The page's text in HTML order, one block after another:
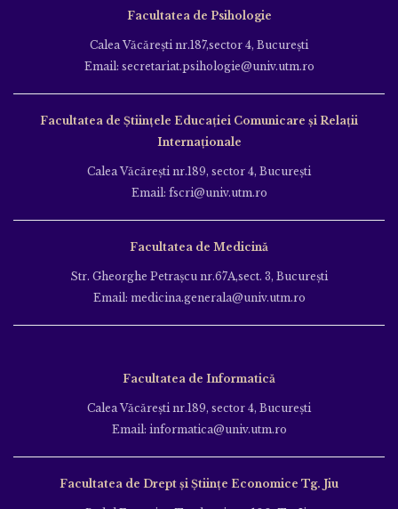
Facultatea de Psihologie
Calea Văcăreşti nr.187,sector 4, Bucureşti
Email: secretariat.psihologie@univ.utm.ro
Facultatea de Ştiinţele Educației Comunicare și Relații
Internaționale
Calea Văcăreşti nr.189, sector 4, Bucureşti
Email: fscri@univ.utm.ro
Facultatea de Medicină
Str. Gheorghe Petraşcu nr.67A,sect. 3, Bucureşti
Email: medicina.generala@univ.utm.ro
Facultatea de Informatică
Calea Văcăreşti nr.189, sector 4, Bucureşti
Email: informatica@univ.utm.ro
Facultatea de Drept și Științe Economice Tg. Jiu